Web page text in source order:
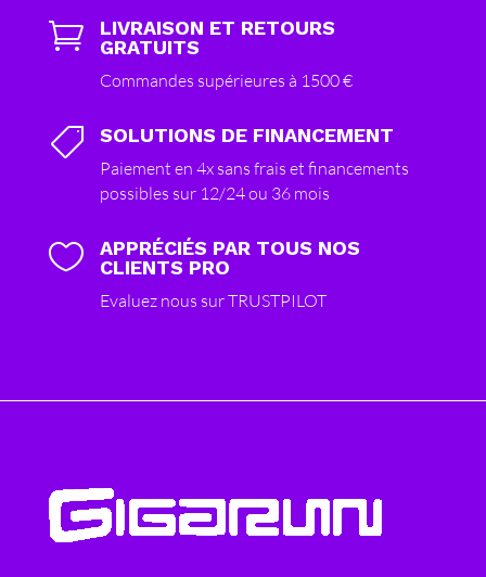

LIVRAISON ET RETOURS
GRATUITS
Commandes supérieures à 1500 €
 SOLUTIONS DE FINANCEMENT
Paiement en 4x sans frais et financements
possibles sur 12/24 ou 36 mois

APPRÉCIÉS PAR TOUS NOS
CLIENTS PRO
Evaluez nous sur TRUSTPILOT